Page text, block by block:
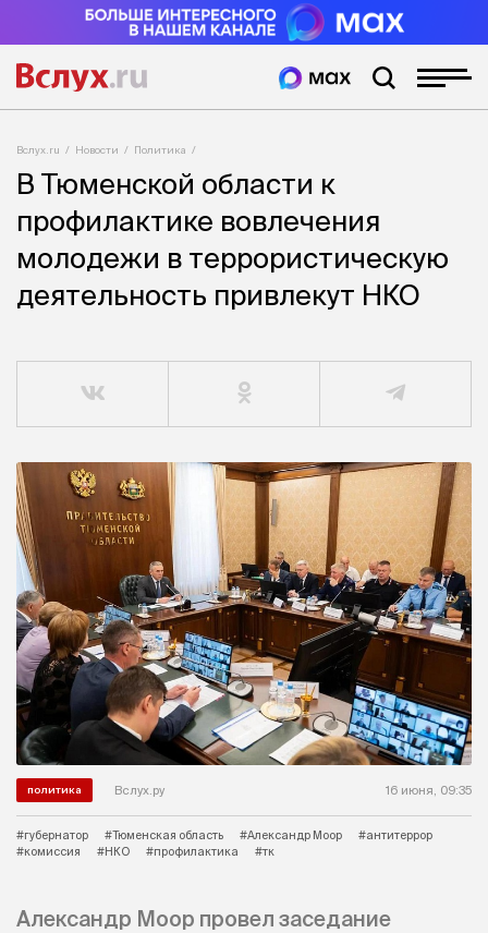
Вслух.ru Новости Политика
В Тюменской области к
профилактике вовлечения
молодежи в террористическую
деятельность привлекут НКО
политика Вслух.ру 16 июня, 09:35
#губернатор #Тюменская область #Александр Моор
#антитеррор
#комиссия
#НКО #профилактика #тк
Александр Моор провел заседание